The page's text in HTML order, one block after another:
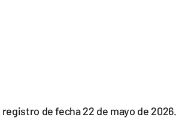
de fecha 22 de mayo de 2026.